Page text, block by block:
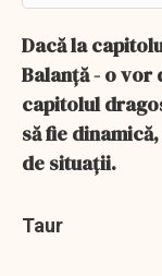
Dacă la
Balanță - o vor
capitolul
să fie
de situații.
Taur